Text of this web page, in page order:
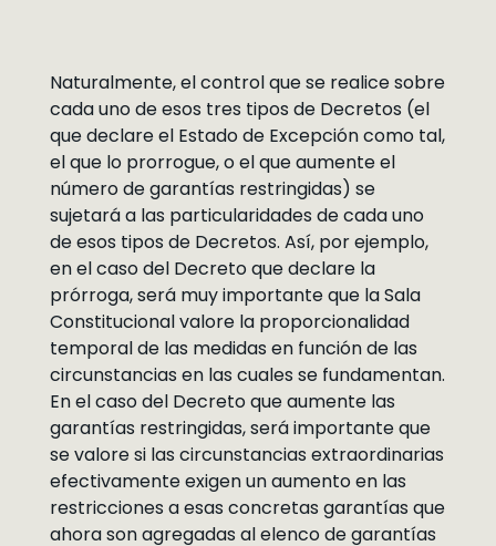
Naturalmente, el control que se realice sobre
cada uno de esos tres tipos de Decretos (el
que declare el Estado de Excepción como tal,
el que lo prorrogue, o el que aumente el
número de garantías restringidas) se
sujetará a las particularidades de cada uno
de esos tipos de Decretos. Así, por ejemplo,
en el caso del Decreto que declare la
prórroga, será muy importante que la Sala
Constitucional valore la proporcionalidad
temporal de las medidas en función de las
circunstancias en las cuales se fundamentan.
En el caso del Decreto que aumente las
garantías restringidas, será importante que
se valore si las circunstancias extraordinarias
efectivamente exigen un aumento en las
restricciones a esas concretas garantías que
ahora son agregadas al elenco de garantías